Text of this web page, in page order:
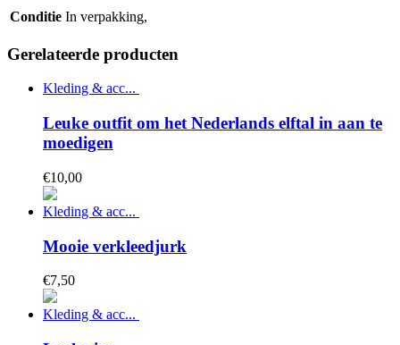
Conditie In verpakking,
Gerelateerde producten
Kleding & acc...
Leuke outfit om het Nederlands elftal in aan te
moedigen
€10,00
Kleding & acc...
Mooie verkleedjurk
€7,50
Kleding & acc...